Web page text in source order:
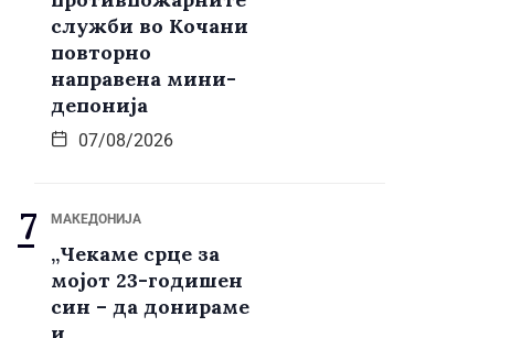
служби во Кочани
повторно
направена мини-
депонија
07/08/2026
МАКЕДОНИЈА
„Чекаме срце за
мојот 23-годишен
син – да донираме